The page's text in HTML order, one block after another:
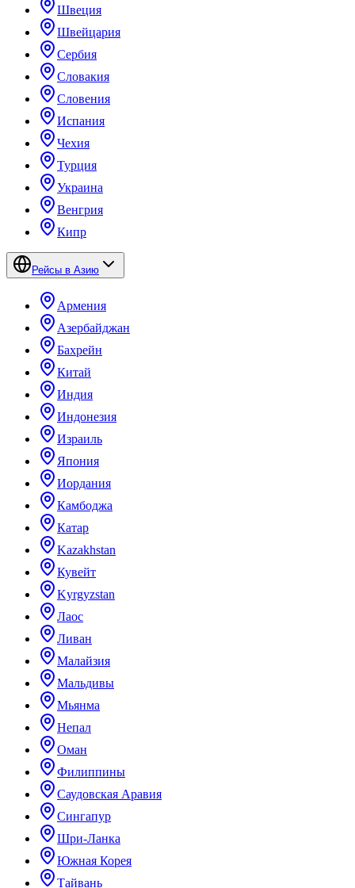
Швеция
Швейцария
Сербия
Словакия
Словения
Испания
Чехия
Турция
Украина
Венгрия
Кипр
Рейсы в Азию
Армения
Азербайджан
Бахрейн
Китай
Индия
Индонезия
Израиль
Япония
Иордания
Камбоджа
Катар
Kazakhstan
Кувейт
Kyrgyzstan
Лаос
Ливан
Малайзия
Мальдивы
Мьянма
Непал
Оман
Филиппины
Саудовская Аравия
Сингапур
Шри-Ланка
Южная Корея
Тайвань